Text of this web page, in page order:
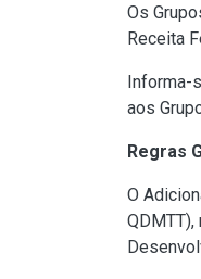
Os
Receita
Informa-
aos
Regras
O